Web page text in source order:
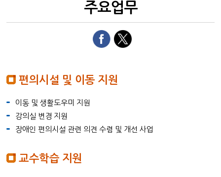
주요업무
편의시설 및 이동 지원
이동 및 생활도우미 지원
강의실 변경 지원
장애인 편의시설 관련 의견 수렴 및 개선 사업
교수학습 지원